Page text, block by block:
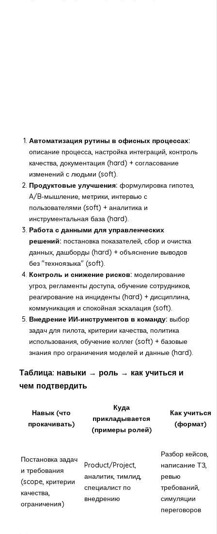
Автоматизация рутины в офисных процессах:
описание процесса, настройка интеграций, контроль
качества, документация (hard) + согласование
изменений с людьми (soft).
Продуктовые улучшения: формулировка гипотез,
A/B‑мышление, метрики, интервью с
пользователями (soft) + аналитика и
инструментальная база (hard).
Работа с данными для управленческих
решений: постановка показателей, сбор и очистка
данных, дашборды (hard) + объяснение выводов
без "техноязыка" (soft).
Контроль и снижение рисков: моделирование
угроз, регламенты доступа, обучение сотрудников,
реагирование на инциденты (hard) + дисциплина,
коммуникация и спокойная эскалация (soft).
Внедрение ИИ‑инструментов в команду: выбор
задач для пилота, критерии качества, политика
использования, обучение коллег (soft) + базовые
знания про ограничения моделей и данные (hard).
Таблица: навыки → роль → как учиться и
чем подтвердить
Навык (что
прокачивать)
Куда
прикладывается
(примеры ролей)
Как учиться
(формат)
Постановка задач
и требования
(scope, критерии
качества,
ограничения)
Product/Project,
аналитик, тимлид,
специалист по
внедрению
Разбор кейсов,
написание ТЗ,
ревью
требований,
симуляции
переговоров